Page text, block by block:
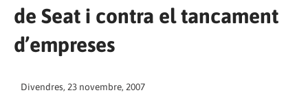
de Seat i contra el tancament
d’empreses
Divendres, 23 novembre, 2007